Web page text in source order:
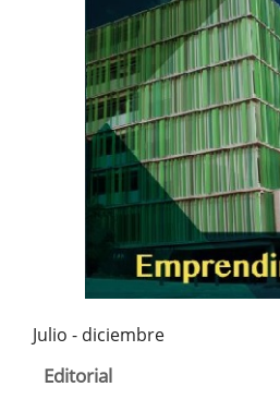
Julio - diciembre
Editorial